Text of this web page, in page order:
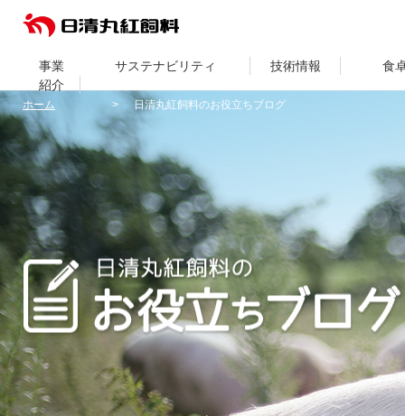
事業
紹介
サステナビリティ 技術情報 食
ホーム 日清丸紅飼料のお役立ちブログ